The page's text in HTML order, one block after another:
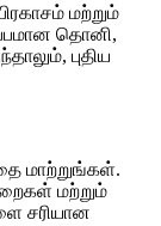
மற்றும்
தொனி,
புதிய
மாற்றுங்கள்.
மற்றும்
சரியான